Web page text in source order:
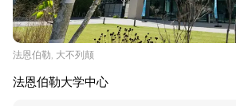
法恩伯勒, 大不列颠
法恩伯勒大学中心